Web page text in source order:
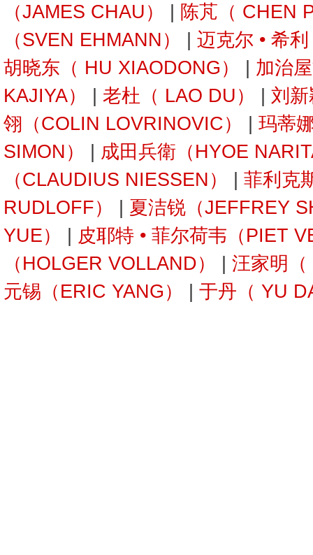
（JAMES CHAU）
陈芃（ CHEN
（SVEN EHMANN）
迈克尔 • 希
胡晓东（ HU XIAODONG）
加治
KAJIYA）
老杜（ LAO DU）
刘
翎（COLIN LOVRINOVIC）
玛蒂
SIMON）
成田兵衛（HYOE
（CLAUDIUS NIESSEN）
菲利克
RUDLOFF）
夏洁锐（JEFFREY
YUE）
皮耶特 • 菲尔荷韦（PIET
（HOLGER VOLLAND）
汪家明
元锡（ERIC YANG）
于丹（ YU